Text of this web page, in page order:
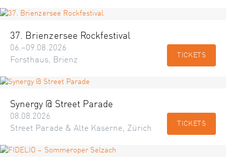
37. Brienzersee Rockfestival
06.–09.08.2026
Forsthaus, Brienz
TICKETS
Synergy @ Street Parade
08.08.2026
Street Parade & Alte Kaserne, Zürich
TICKETS